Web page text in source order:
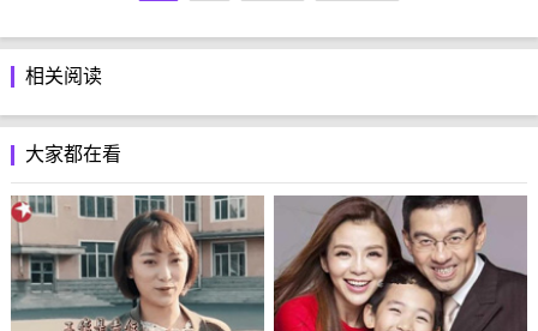
相关阅读
大家都在看